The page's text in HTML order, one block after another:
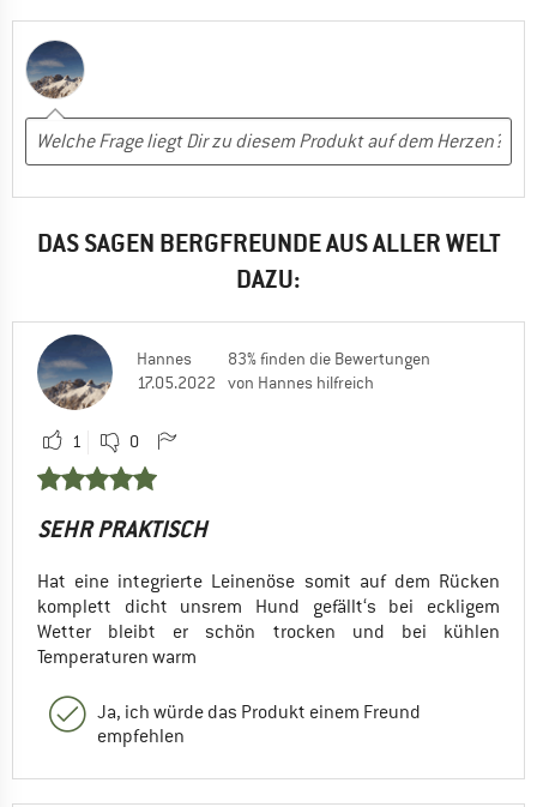
DAS SAGEN BERGFREUNDE AUS ALLER WELT
DAZU:
Hannes
17.05.2022
83% finden die Bewertungen
von Hannes hilfreich
1 0
SEHR PRAKTISCH
Hat eine integrierte Leinenöse somit auf dem Rücken
komplett dicht unsrem Hund gefällt‘s bei eckligem
Wetter bleibt er schön trocken und bei kühlen
Temperaturen warm
Ja, ich würde das Produkt einem Freund
empfehlen